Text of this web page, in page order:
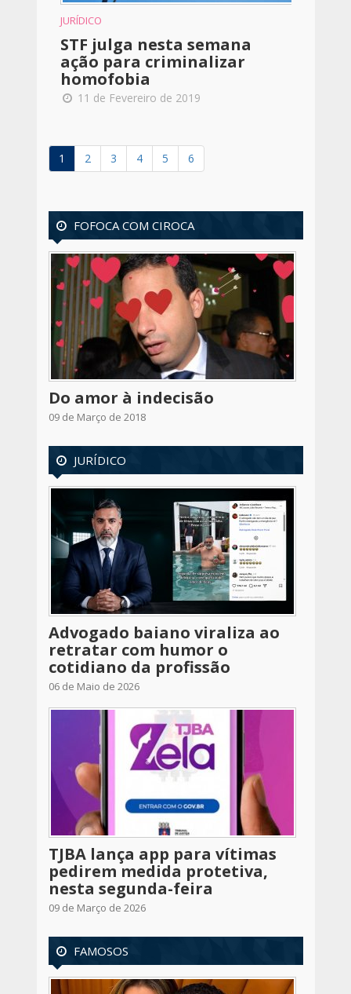
JURÍDICO
STF julga nesta semana
ação para criminalizar
homofobia
11 de Fevereiro de 2019
1 2 3 4 5 6
FOFOCA COM CIROCA
Do amor à indecisão
09 de Março de 2018
JURÍDICO
Advogado baiano viraliza ao
retratar com humor o
cotidiano da profissão
06 de Maio de 2026
TJBA lança app para vítimas
pedirem medida protetiva,
nesta segunda-feira
09 de Março de 2026
FAMOSOS